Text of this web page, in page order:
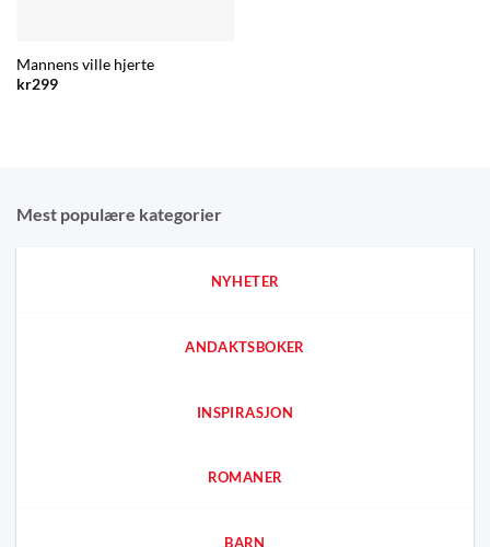
Mannens ville hjerte
kr299
Mest populære kategorier
NYHETER
ANDAKTSBOKER
INSPIRASJON
ROMANER
BARN